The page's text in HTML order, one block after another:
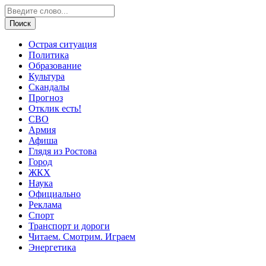
Острая ситуация
Политика
Образование
Культура
Скандалы
Прогноз
Отклик есть!
СВО
Армия
Афиша
Глядя из Ростова
Город
ЖКХ
Наука
Официально
Реклама
Спорт
Транспорт и дороги
Читаем. Смотрим. Играем
Энергетика